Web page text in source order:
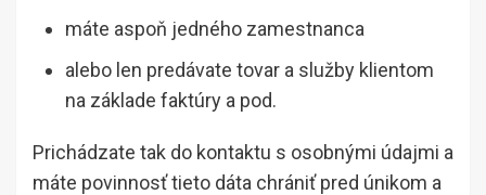
máte aspoň jedného zamestnanca
alebo len predávate tovar a služby klientom
na základe faktúry a pod.
Prichádzate tak do kontaktu s osobnými údajmi a
máte povinnosť tieto dáta chrániť pred únikom a